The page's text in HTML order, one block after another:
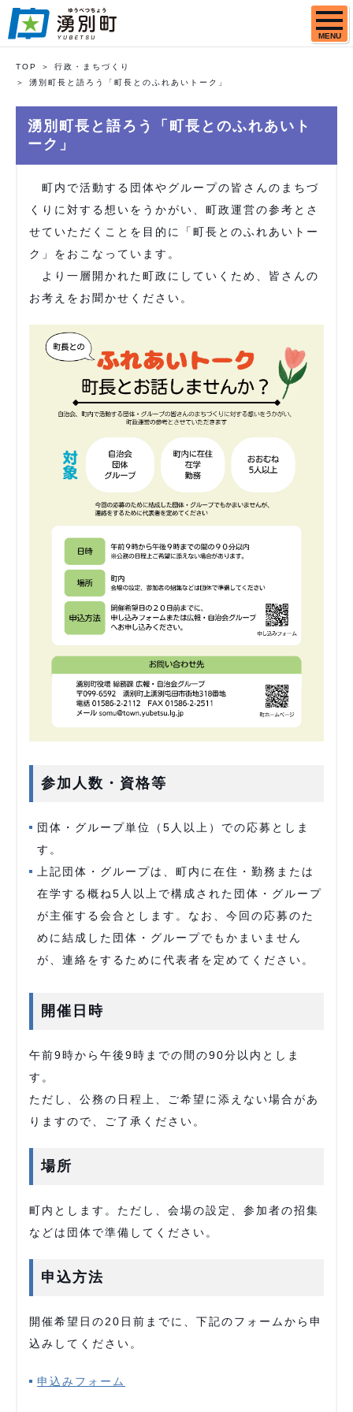
MENU
TOP
行政・まちづくり
湧別町長と語ろう「町長とのふれあいトーク」
湧別町長と語ろう「町長とのふれあいト
ーク」
町内で活動する団体やグループの皆さんのまちづ
くりに対する想いをうかがい、町政運営の参考とさ
せていただくことを目的に「町長とのふれあいトー
ク」をおこなっています。
より一層開かれた町政にしていくため、皆さんの
お考えをお聞かせください。
参加人数・資格等
団体・グループ単位（5人以上）での応募としま
す。
上記団体・グループは、町内に在住・勤務または
在学する概ね5人以上で構成された団体・グループ
が主催する会合とします。なお、今回の応募のた
めに結成した団体・グループでもかまいません
が、連絡をするために代表者を定めてください。
開催日時
午前9時から午後9時までの間の90分以内としま
す。
ただし、公務の日程上、ご希望に添えない場合があ
りますので、ご了承ください。
場所
町内とします。ただし、会場の設定、参加者の招集
などは団体で準備してください。
申込方法
開催希望日の20日前までに、下記のフォームから申
込みしてください。
申込みフォーム